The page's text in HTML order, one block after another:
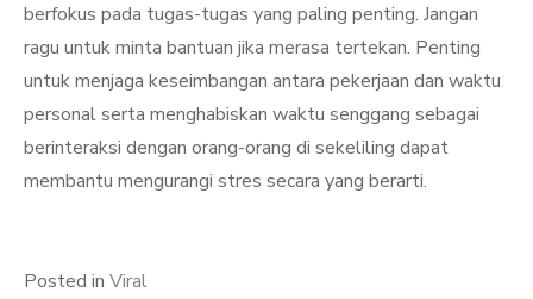
berfokus pada tugas-tugas yang paling penting. Jangan
ragu untuk minta bantuan jika merasa tertekan. Penting
untuk menjaga keseimbangan antara pekerjaan dan waktu
personal serta menghabiskan waktu senggang sebagai
berinteraksi dengan orang-orang di sekeliling dapat
membantu mengurangi stres secara yang berarti.
Posted in Viral